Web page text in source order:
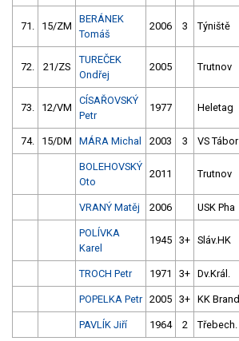
71. 15/ZM
BERÁNEK
Tomáš
2006 3 Týniště
72. 21/ZS
TUREČEK
Ondřej
2005 Trutnov
73. 12/VM
CÍSAŘOVSKÝ
Petr
1977 Heletag
74. 15/DM MÁRA Michal 2003 3 VS Tábor
BOLEHOVSKÝ
Oto
2011 Trutnov
VRANÝ Matěj 2006 USK Pha
POLÍVKA
Karel
1945 3+ Sláv.HK
TROCH Petr 1971 3+ Dv.Král.
POPELKA Petr 2005 3+ KK Brand
PAVLÍK Jiří 1964 2 Třebech.